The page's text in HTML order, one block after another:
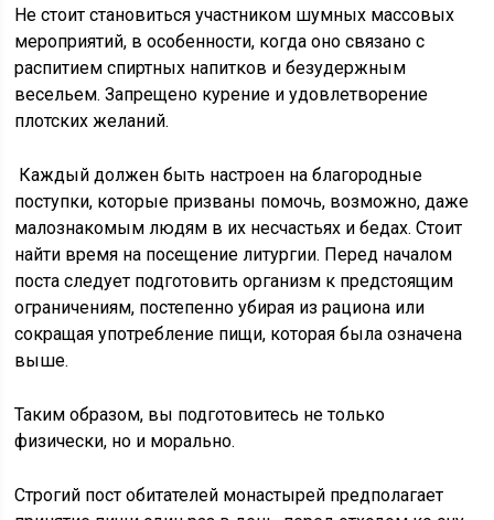
Не стоит становиться участником шумных массовых
мероприятий, в особенности, когда оно связано с
распитием спиртных напитков и безудержным
весельем. Запрещено курение и удовлетворение
плотских желаний.
Каждый должен быть настроен на благородные
поступки, которые призваны помочь, возможно, даже
малознакомым людям в их несчастьях и бедах. Стоит
найти время на посещение литургии. Перед началом
поста следует подготовить организм к предстоящим
ограничениям, постепенно убирая из рациона или
сокращая употребление пищи, которая была означена
выше.
Таким образом, вы подготовитесь не только
физически, но и морально.
Строгий пост обитателей монастырей предполагает